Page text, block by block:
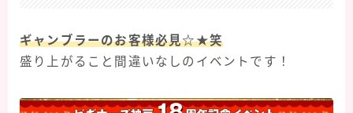
ギャンブラーのお客様必見☆★笑
盛り上がること間違いなしのイベントです！